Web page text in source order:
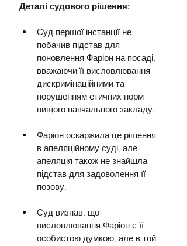
Деталі судового рішення:
Суд першої інстанції не
побачив підстав для
поновлення Фаріон на посаді,
вважаючи її висловлювання
дискримінаційними та
порушенням етичних норм
вищого навчального закладу.
Фаріон оскаржила це рішення
в апеляційному суді, але
апеляція також не знайшла
підстав для задоволення її
позову.
Суд визнав, що
висловлювання Фаріон є її
особистою думкою, але в той